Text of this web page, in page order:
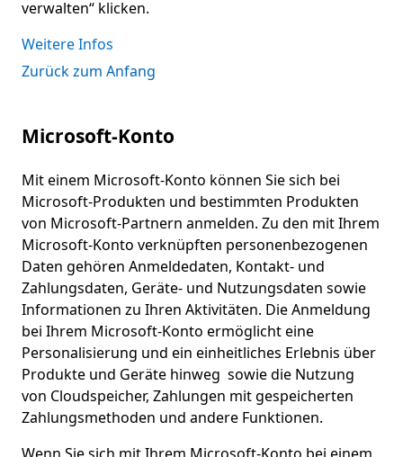
verwalten“ klicken.
Weitere Infos
Zurück zum Anfang
Microsoft-Konto
Mit einem Microsoft-Konto können Sie sich bei
Microsoft-Produkten und bestimmten Produkten
von Microsoft-Partnern anmelden. Zu den mit Ihrem
Microsoft-Konto verknüpften personenbezogenen
Daten gehören Anmeldedaten, Kontakt- und
Zahlungsdaten, Geräte- und Nutzungsdaten sowie
Informationen zu Ihren Aktivitäten. Die Anmeldung
bei Ihrem Microsoft-Konto ermöglicht eine
Personalisierung und ein einheitliches Erlebnis über
Produkte und Geräte hinweg sowie die Nutzung
von Cloudspeicher, Zahlungen mit gespeicherten
Zahlungsmethoden und andere Funktionen.